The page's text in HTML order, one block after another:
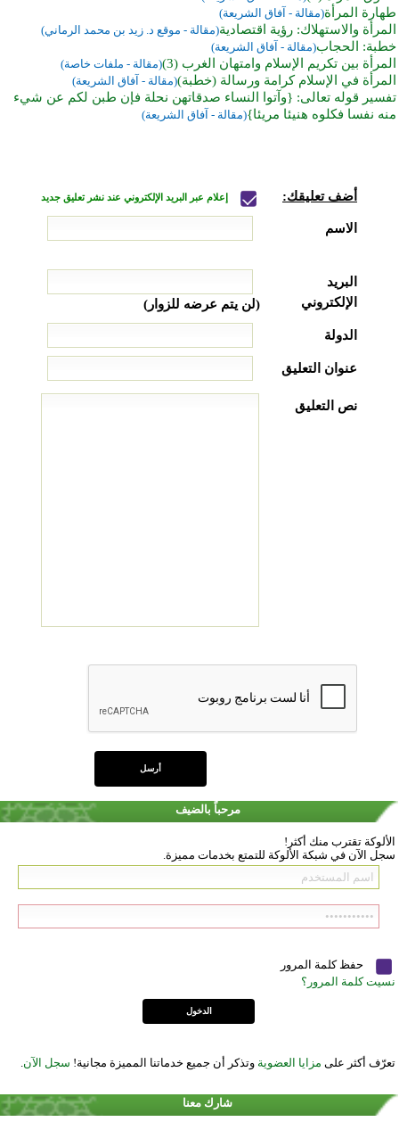
طهارة المرأة(مقالة - آفاق الشريعة)
المرأة والاستهلاك: رؤية اقتصادية(مقالة - موقع د. زيد بن محمد الرماني)
خطبة: الحجاب(مقالة - آفاق الشريعة)
المرأة بين تكريم الإسلام وامتهان الغرب (3) (مقالة - ملفات خاصة)
المرأة في الإسلام كرامة ورسالة (خطبة)(مقالة - آفاق الشريعة)
تفسير قوله تعالى: {وآتوا النساء صدقاتهن نحلة فإن طبن لكم عن شيء
منه نفسا فكلوه هنيئا مريئا}(مقالة - آفاق الشريعة)
أضف تعليقك: إعلام عبر البريد الإلكتروني عند نشر تعليق جديد
الاسم
البريد
الإلكتروني
(لن يتم عرضه للزوار)
الدولة
عنوان التعليق
نص التعليق
مرحباً بالضيف
الألوكة تقترب منك أكثر!
سجل الآن في شبكة الألوكة للتمتع بخدمات مميزة.
حفظ كلمة المرور
نسيت كلمة المرور؟
تعرّف أكثر على مزايا العضوية وتذكر أن جميع خدماتنا المميزة مجانية! سجل الآن
شارك معنا